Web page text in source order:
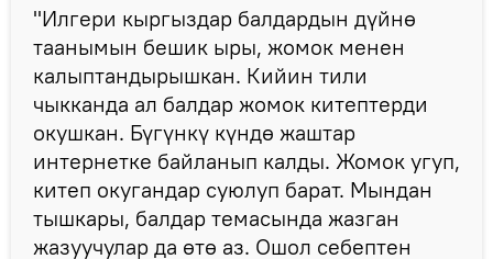
"Илгери кыргыздар балдардын дүйнө
таанымын бешик ыры, жомок менен
калыптандырышкан. Кийин тили
чыкканда ал балдар жомок китептерди
окушкан. Бүгүнкү күндө жаштар
интернетке байланып калды. Жомок угуп,
китеп окугандар суюлуп барат. Мындан
тышкары, балдар темасында жазган
жазуучулар да өтө аз. Ошол себептен